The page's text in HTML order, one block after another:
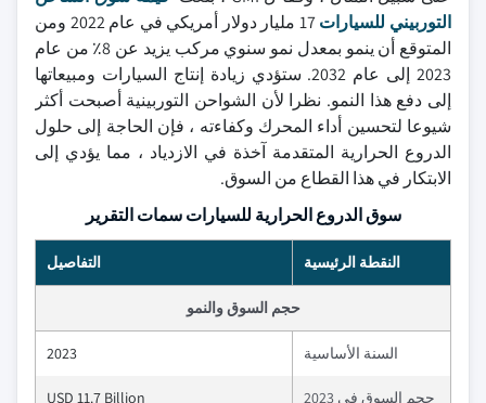
التوربيني للسيارات
17 مليار دولار أمريكي في عام 2022 ومن
المتوقع أن ينمو بمعدل نمو سنوي مركب يزيد عن 8٪ من عام
2023 إلى عام 2032. ستؤدي زيادة إنتاج السيارات ومبيعاتها
إلى دفع هذا النمو. نظرا لأن الشواحن التوربينية أصبحت أكثر
شيوعا لتحسين أداء المحرك وكفاءته ، فإن الحاجة إلى حلول
الدروع الحرارية المتقدمة آخذة في الازدياد ، مما يؤدي إلى
الابتكار في هذا القطاع من السوق.
سوق الدروع الحرارية للسيارات سمات التقرير
النقطة الرئيسية التفاصيل
حجم السوق والنمو
السنة الأساسية 2023
حجم السوق في 2023 USD 11.7 Billion